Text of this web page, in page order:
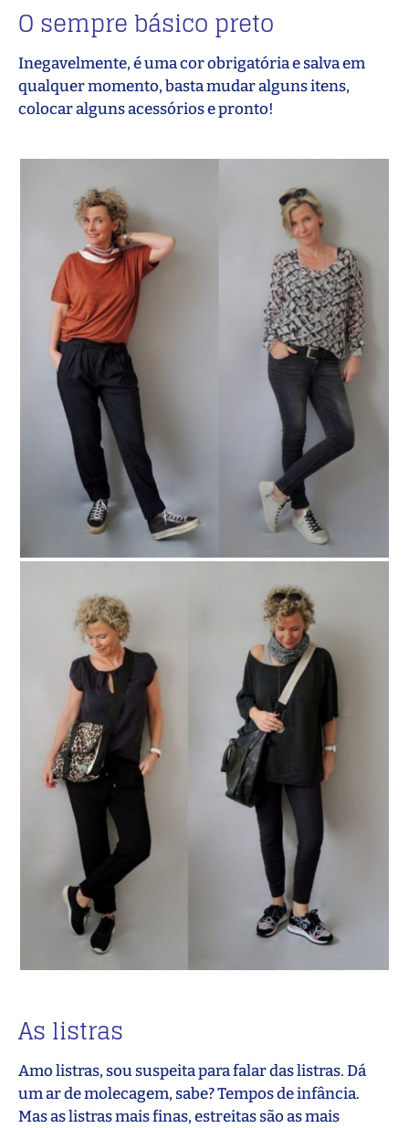
O sempre básico preto
Inegavelmente, é uma cor obrigatória e salva em
qualquer momento, basta mudar alguns itens,
colocar alguns acessórios e pronto!
As listras
Amo listras, sou suspeita para falar das listras. Dá
um ar de molecagem, sabe? Tempos de infância.
Mas as listras mais finas, estreitas são as mais